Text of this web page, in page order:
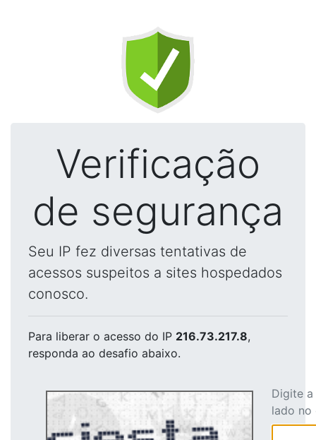
Verificação
de segurança
Seu IP fez diversas tentativas de
acessos suspeitos a sites hospedados
conosco.
Para liberar o acesso do IP 216.73.217.8,
responda ao desafio abaixo.
Digite
lado no